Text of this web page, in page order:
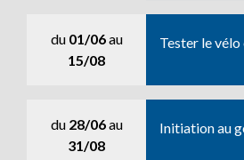
du 01/06au
15/08
Tester le
du 28/06au
31/08
Initiation au